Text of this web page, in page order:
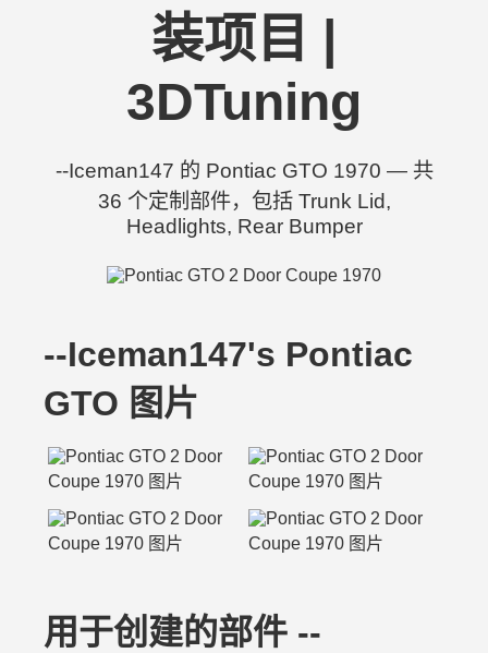
装项目 |
3DTuning
--Iceman147 的 Pontiac GTO 1970 — 共
36 个定制部件，包括 Trunk Lid,
Headlights, Rear Bumper
--Iceman147's Pontiac
GTO 图片
用于创建的部件 --